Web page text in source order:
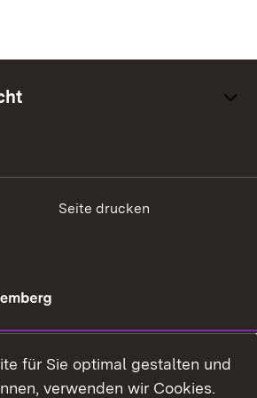
Seite drucken
für Sie optimal gestalten und
verwenden wir Cookies.